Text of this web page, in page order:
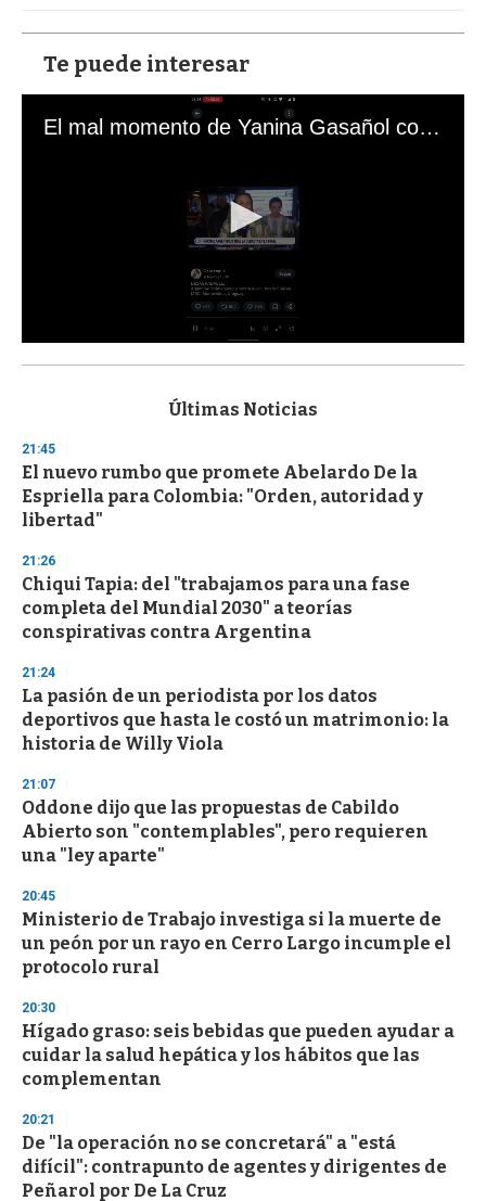
Te puede interesar
El mal momento de Yanina Gasañol con un hincha argentino en "Subrayado"
s
d
s
o
f
3
s
e
c
o
n
Últimas Noticias
21:45
El nuevo rumbo que promete Abelardo De la
Espriella para Colombia: "Orden, autoridad y
libertad"
21:26
Chiqui Tapia: del "trabajamos para una fase
completa del Mundial 2030" a teorías
conspirativas contra Argentina
21:24
La pasión de un periodista por los datos
deportivos que hasta le costó un matrimonio: la
historia de Willy Viola
21:07
Oddone dijo que las propuestas de Cabildo
Abierto son "contemplables", pero requieren
una "ley aparte"
20:45
Ministerio de Trabajo investiga si la muerte de
un peón por un rayo en Cerro Largo incumple el
protocolo rural
20:30
Hígado graso: seis bebidas que pueden ayudar a
cuidar la salud hepática y los hábitos que las
complementan
20:21
De "la operación no se concretará" a "está
difícil": contrapunto de agentes y dirigentes de
Peñarol por De La Cruz